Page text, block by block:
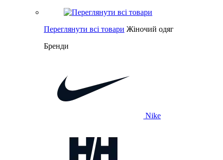
Переглянути всі товари Жіночий одяг
Бренди
Nike